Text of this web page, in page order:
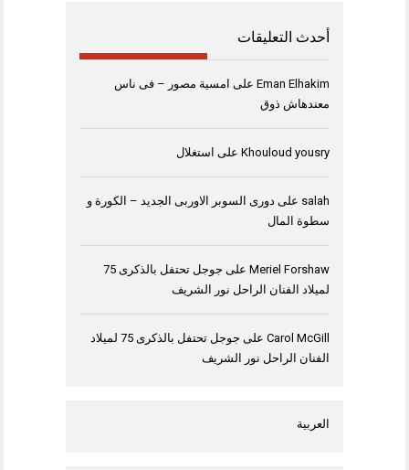
أحدث التعليقات
Eman Elhakim على امسية مصور – فى ناس
معندهاش ذوق
Khouloud yousry على استغلال
salah على دورى السوبر الاوربى الجديد – الكورة و
سطوة المال
Meriel Forshaw على
جوجل تحتفل بالذكرى 75
لميلاد الفنان الراحل نور الشريف
Carol McGill على
جوجل تحتفل بالذكرى 75 لميلاد
الفنان الراحل نور الشريف
العربية